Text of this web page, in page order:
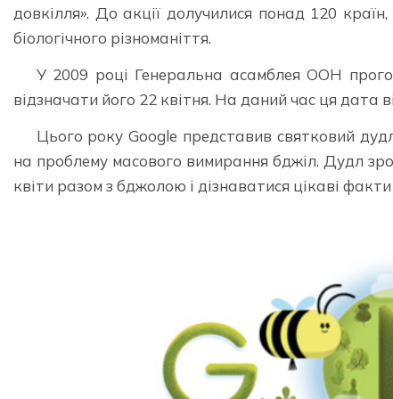
довкілля». До акції долучилися понад 120
біологічного різноманіття.
У 2009 році Генеральна асамблея ООН
відзначати його 22 квітня. На даний час ця дата
Цього року Google представив святковий
на проблему масового вимирання бджіл. Дудл
квіти разом з бджолою і дізнаватися цікаві